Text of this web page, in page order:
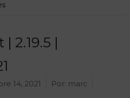
2.19.5 |
14, 2021 Por: marc